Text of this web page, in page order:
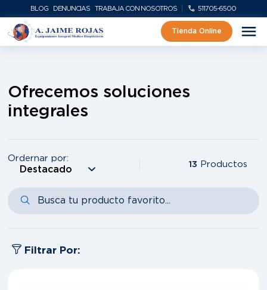
BLOG DENUNCIAS TRABAJA CON NOSOTROS 511705-6500
Tienda Online
Ofrecemos soluciones
integrales
Ordernar por:
13 Productos
Filtrar Por: